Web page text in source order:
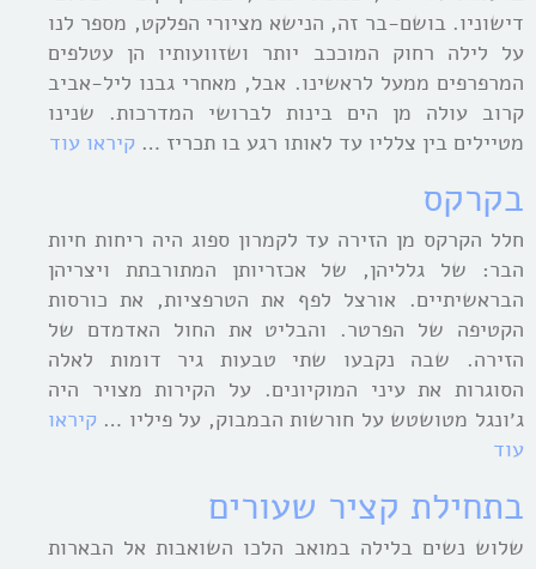
דישוניו. בושם-בר זה, הנישא מציורי הפלקט, מספר לנו
על לילה רחוק המוככב יותר ושזוועותיו הן עטלפים
המרפרפים ממעל לראשינו. אבל, מאחרי גבנו ליל-אביב
קרוב עולה מן הים בינות לברושי המדרכות. שנינו
מטיילים בין צלליו עד לאותו רגע בו תכריז … קיראו עוד
בקרקס
חלל הקרקס מן הזירה עד לקמרון ספוג היה ריחות חיות
הבר: של גלליהן, של אכזריותן המתורבתת ויצריהן
הבראשיתיים. אורצל לפף את הטרפציות, את כורסות
הקטיפה של הפרטר. והבליט את החול האדמדם של
הזירה. שבה נקבעו שתי טבעות גיר דומות לאלה
הסוגרות את עיני המוקיונים. על הקירות מצויר היה
ג׳ונגל מטושטש על חורשות הבמבוק, על פיליו … קיראו
עוד
בתחילת קציר שעורים
שלוש נשים בלילה במואב הלכו השואבות אל הבארות